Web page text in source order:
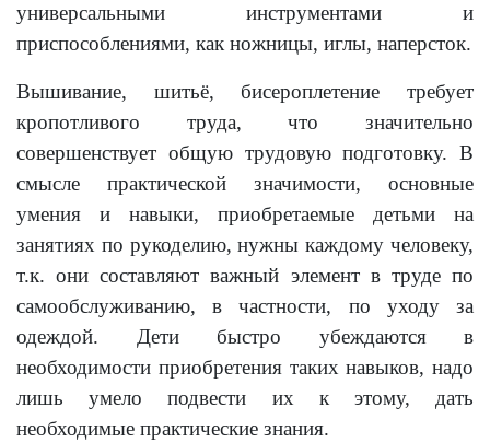
универсальными инструментами и
приспособлениями, как ножницы, иглы, наперсток.
Вышивание, шитьё, бисероплетение требует
кропотливого труда, что значительно
совершенствует общую трудовую подготовку. В
смысле практической значимости, основные
умения и навыки, приобретаемые детьми на
занятиях по рукоделию, нужны каждому человеку,
т.к. они составляют важный элемент в труде по
самообслуживанию, в частности, по уходу за
одеждой. Дети быстро убеждаются в
необходимости приобретения таких навыков, надо
лишь умело подвести их к этому, дать
необходимые практические знания.